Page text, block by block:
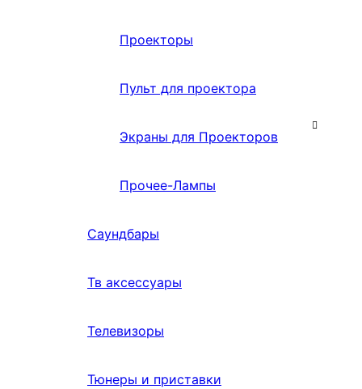
Проекторы
Пульт для проектора
Экраны для Проекторов
Прочее-Лампы
Саундбары
Тв аксессуары
Телевизоры
Тюнеры и приставки